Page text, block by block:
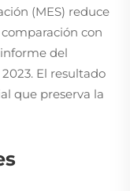
(MES) reduce
con
del
El resultado
que preserva la